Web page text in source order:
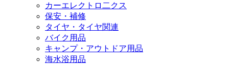
カーエレクトロ二クス
保安・補修
タイヤ・タイヤ関連
バイク用品
キャンプ・アウトドア用品
海水浴用品